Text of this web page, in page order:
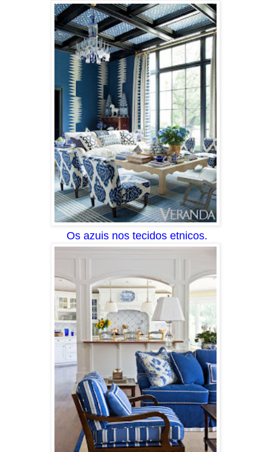
Os azuis nos tecidos etnicos.